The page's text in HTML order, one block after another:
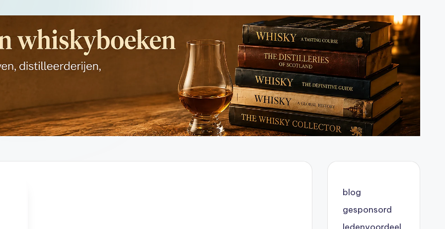
blog
gesponsord